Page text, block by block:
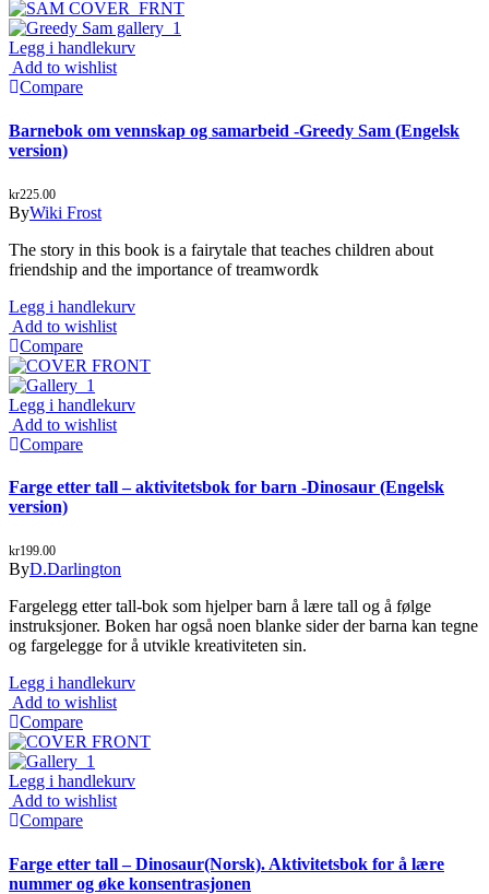
Legg i handlekurv
Add to wishlist
Compare
Barnebok om vennskap og samarbeid -Greedy Sam (Engelsk
version)
kr225.00
ByWiki Frost
The story in this book is a fairytale that teaches children about
friendship and the importance of treamwordk
Legg i handlekurv
Add to wishlist
Compare
Legg i handlekurv
Add to wishlist
Compare
Farge etter tall – aktivitetsbok for barn -Dinosaur (Engelsk
version)
kr199.00
ByD.Darlington
Fargelegg etter tall-bok som hjelper barn å lære tall og å følge
instruksjoner. Boken har også noen blanke sider der barna kan tegne
og fargelegge for å utvikle kreativiteten sin.
Legg i handlekurv
Add to wishlist
Compare
Legg i handlekurv
Add to wishlist
Compare
Farge etter tall – Dinosaur(Norsk). Aktivitetsbok for å lære
nummer og øke konsentrasjonen